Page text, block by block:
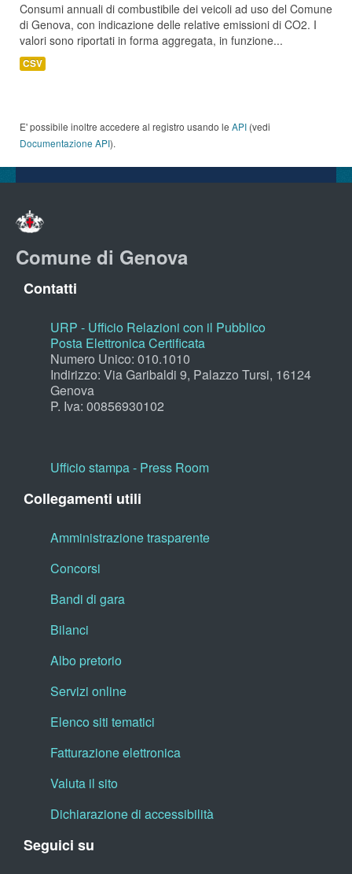
Consumi annuali di combustibile dei veicoli ad uso del Comune
di Genova, con indicazione delle relative emissioni di CO2. I
valori sono riportati in forma aggregata, in funzione...
CSV
E' possibile inoltre accedere al registro usando le API (vedi
Documentazione API).
Comune di Genova
Contatti
URP - Ufficio Relazioni con il Pubblico
Posta Elettronica Certificata
Numero Unico: 010.1010
Indirizzo: Via Garibaldi 9, Palazzo Tursi, 16124
Genova
P. Iva: 00856930102
Ufficio stampa - Press Room
Collegamenti utili
Amministrazione trasparente
Concorsi
Bandi di gara
Bilanci
Albo pretorio
Servizi online
Elenco siti tematici
Fatturazione elettronica
Valuta il sito
Dichiarazione di accessibilità
Seguici su